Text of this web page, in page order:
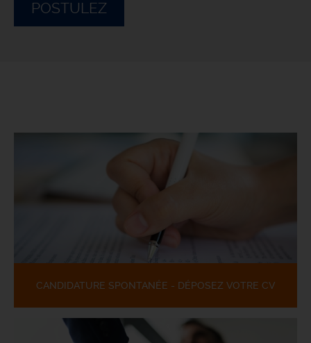
POSTULEZ
CANDIDATURE SPONTANÉE - DÉPOSEZ VOTRE CV